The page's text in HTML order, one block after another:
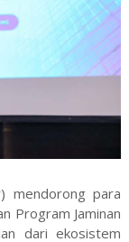
mendorong para
Program Jaminan
dari ekosistem